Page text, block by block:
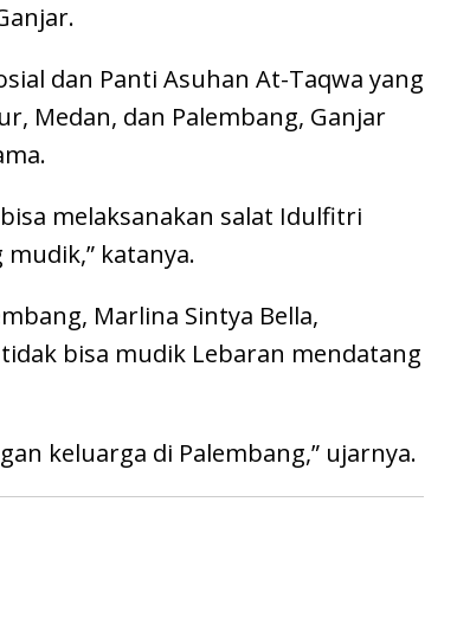
dan Panti Asuhan At-Taqwa yang
Medan, dan Palembang, Ganjar
melaksanakan salat Idulfitri
katanya.
Marlina Sintya Bella,
bisa mudik Lebaran mendatang
keluarga di Palembang,” ujarnya.